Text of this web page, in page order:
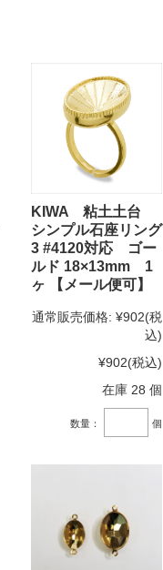
KIWA 粘土土台
シンプル石座リング
3 #4120対応 ゴー
ルド 18×13mm 1
ヶ 【メール便可】
通常販売価格: ¥902(税
込)
¥902(税込)
在庫 28 個
数量： 個